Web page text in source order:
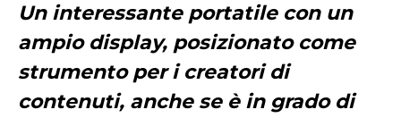
Un interessante portatile con un
ampio display, posizionato come
strumento per i creatori di
contenuti, anche se è in grado di